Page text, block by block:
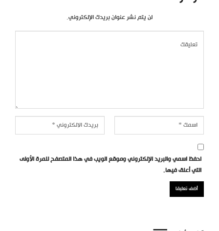
لن يتم نشر عنوان بريدك الإلكتروني.
احفظ اسمي والبريد الإلكتروني وموقع الويب في هذا المتصفح للمرة الأولى
التي أعلق فيها.